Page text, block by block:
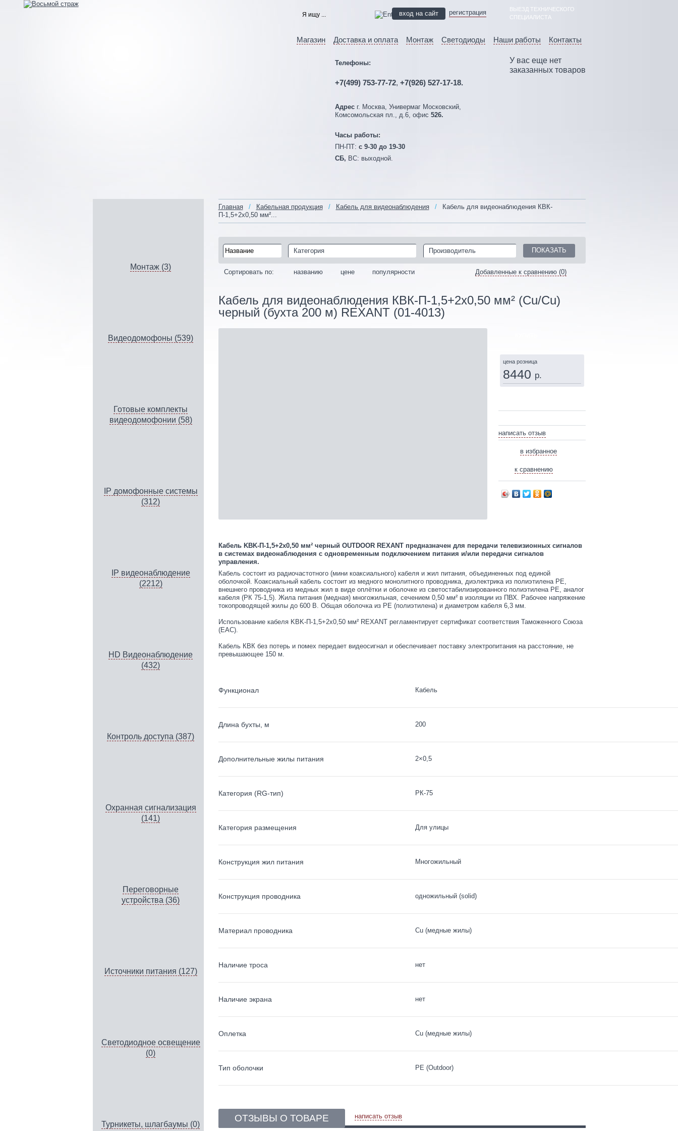
ВЫЕЗД ТЕХНИЧЕСКОГО
СПЕЦИАЛИСТА
вход на сайт регистрация
Магазин Доставка и оплата Монтаж Светодиоды Наши работы Контакты
У вас еще нет
заказанных товаров
Телефоны:
+7(499) 753-77-72, +7(926) 527-17-18.
Адресг. Москва, Универмаг Московский,
Комсомольская пл., д.6, офис 526.
Часы работы:
ПН-ПТ: c 9-30 до 19-30
СБ, ВС: выходной.
Монтаж (3)
Видеодомофоны (539)
Готовые комплекты
видеодомофонии (58)
IP домофонные системы
(312)
IP видеонаблюдение
(2212)
HD Видеонаблюдение
(432)
Контроль доступа (387)
Охранная сигнализация
(141)
Переговорные
устройства (36)
Источники питания (127)
Светодиодное освещение
(0)
Турникеты, шлагбаумы (0)
Главная / Кабельная продукция / Кабель для видеонаблюдения /
Кабель для видеонаблюдения КВК-
П-1,5+2x0,50 мм²...
Категория Производитель
Добавленные к сравнению (0)
Сортировать по: названию цене популярности
Кабель для видеонаблюдения КВК-П-1,5+2x0,50 мм² (Cu/Cu)
черный (бухта 200 м) REXANT (01-4013)
цена розница
8440 р.
написать отзыв
в избранное
к сравнению
Кабель KBK-П-1,5+2x0,50 мм² черный OUTDOOR REXANT предназначен для передачи телевизионных сигналов
в системах видеонаблюдения с одновременным подключением питания и/или передачи сигналов
управления.
Кабель состоит из радиочастотного (мини коаксиального) кабеля и жил питания, объединенных под единой
оболочкой. Коаксиальный кабель состоит из медного монолитного проводника, диэлектрика из полиэтилена PE,
внешнего проводника из медных жил в виде оплётки и оболочке из светостабилизированного полиэтилена PE, аналог
кабеля (РК 75-1,5). Жила питания (медная) многожильная, сечением 0,50 мм² в изоляции из ПВХ. Рабочее напряжение
токопроводящей жилы до 600 В. Общая оболочка из PE (полиэтилена) и диаметром кабеля 6,3 мм.
Использование кабеля KBK-П-1,5+2x0,50 мм² REXANT регламентирует сертификат соответствия Таможенного Союза
(EAC).
Кабель КВК без потерь и помех передает видеосигнал и обеспечивает поставку электропитания на расстояние, не
превышающее 150 м.
Функционал Кабель
Длина бухты, м 200
Дополнительные жилы питания 2×0,5
Категория (RG-тип) РК-75
Категория размещения Для улицы
Конструкция жил питания Многожильный
Конструкция проводника одножильный (solid)
Материал проводника Cu (медные жилы)
Наличие троса нет
Наличие экрана нет
Оплетка Cu (медные жилы)
Тип оболочки PE (Outdoor)
ОТЗЫВЫ О ТОВАРЕ написать отзыв